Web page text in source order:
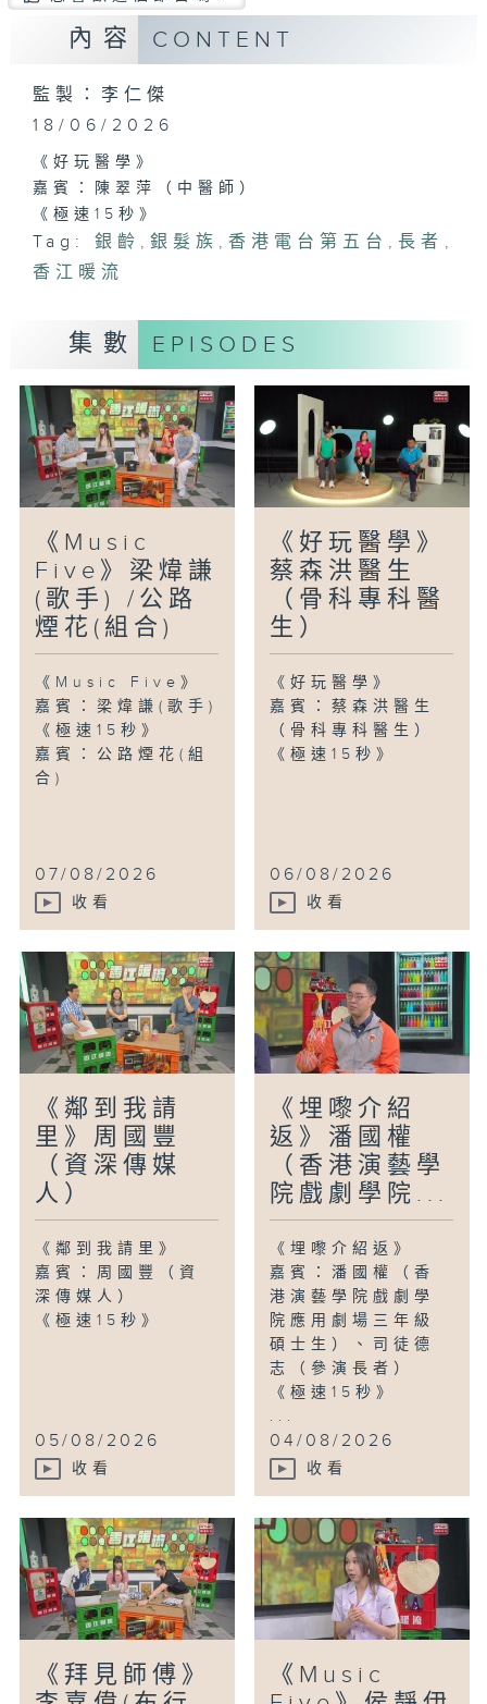
內容 CONTENT
監製：李仁傑
18/06/2026
《好玩醫學》
嘉賓：陳翠萍（中醫師）
《極速15秒》
Tag: 銀齡 , 銀髮族 , 香港電台第五台 ,長者 ,
香江暖流
集數 EPISODES
《Music
Five》梁煒謙
(歌手) /公路
煙花(組合)
《Music Five》
嘉賓：梁煒謙(歌手)
《極速15秒》
嘉賓：公路煙花(組
合)
07/08/2026
收看
《好玩醫學》
蔡森洪醫生
（骨科專科醫
生）
《好玩醫學》
嘉賓：蔡森洪醫生
（骨科專科醫生）
《極速15秒》
06/08/2026
收看
《鄰到我請
里》周國豐
（資深傳媒
人）
《鄰到我請里》
嘉賓：周國豐（資
深傳媒人）
《極速15秒》
05/08/2026
收看
《埋嚟介紹
返》潘國權
（香港演藝學
院戲劇學院...
《埋嚟介紹返》
嘉賓：潘國權（香
港演藝學院戲劇學
院應用劇場三年級
碩士生）、司徒德
志（參演長者）
《極速15秒》
...
04/08/2026
收看
《拜見師傅》
《Music